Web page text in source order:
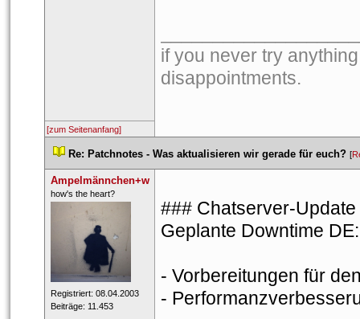
if you never try
disappointments.
[zum Seitenanfang]
Re: Patchnotes - Was aktualisieren wir gerade für euch? [
Ampelmännchen+w
​how's the heart?
Registriert: 08.04.2003
Beiträge: 11.453
### Chatserver-
Geplante Downtime
- Vorbereitungen für
-